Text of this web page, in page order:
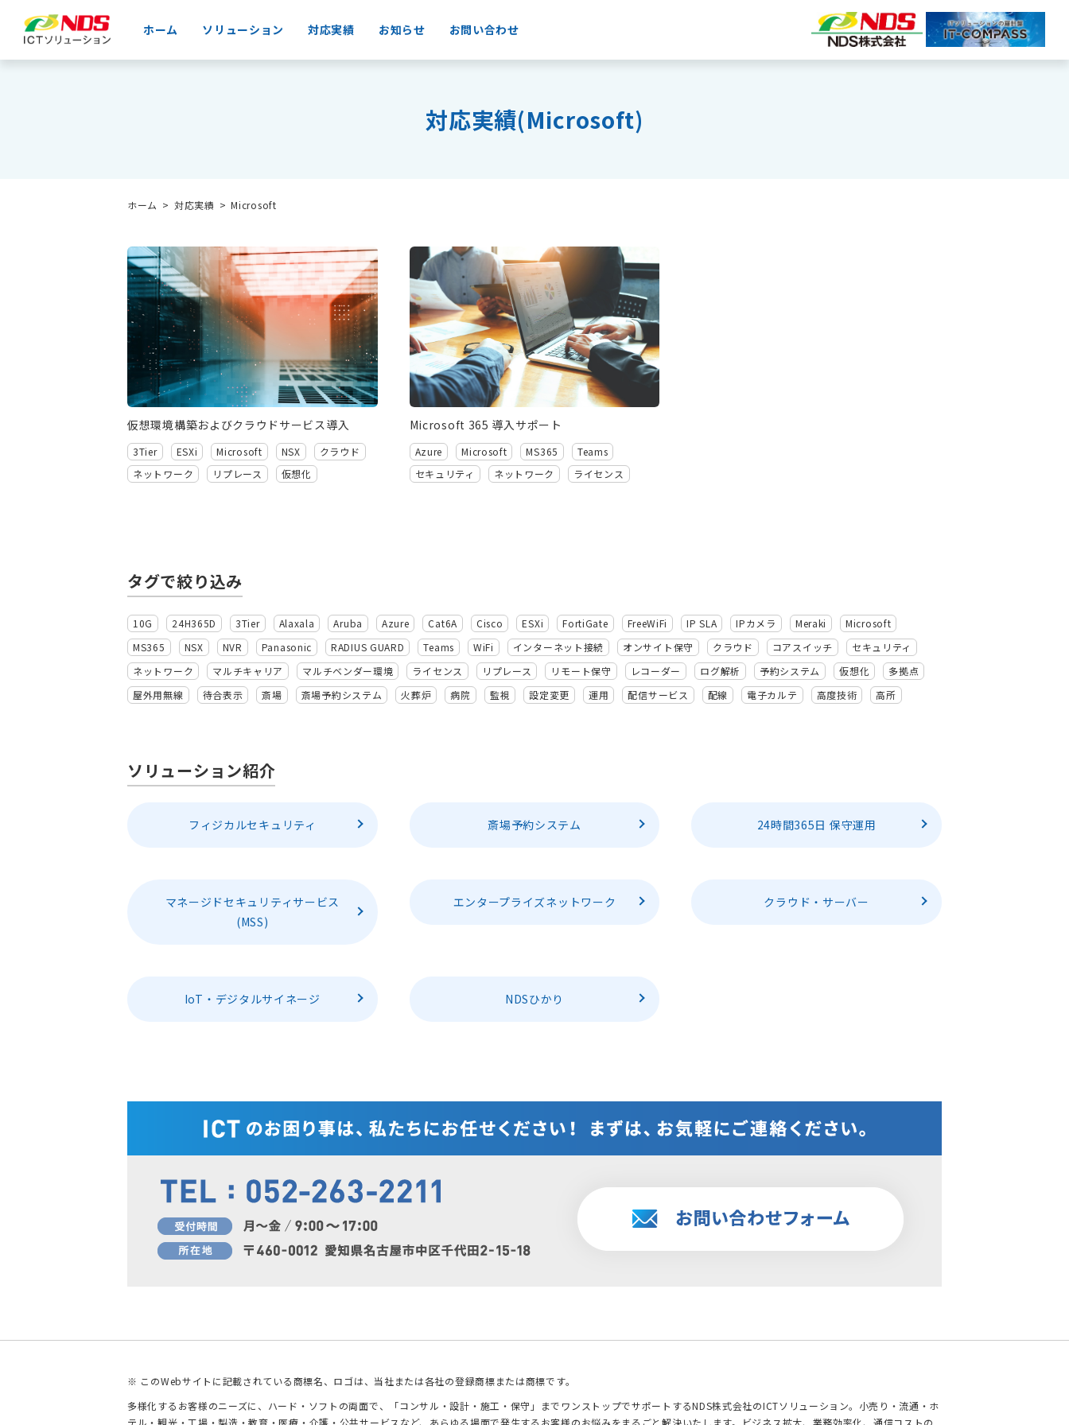
ホーム ソリューション 対応実績 お知らせ お問い合わせ
対応実績(Microsoft)
ホーム 対応実績 Microsoft
仮想環境構築およびクラウドサービス導入
3Tier ESXi Microsoft NSX
クラウド
ネットワーク
リプレース 仮想化
Microsoft 365 導入サポート
Azure Microsoft MS365
Teams
セキュリティ
ネットワーク ライセンス
タグで絞り込み
10G 24H365D 3Tier Alaxala Aruba Azure Cat6A Cisco ESXi FortiGate FreeWiFi IP SLA IPカメラ Meraki
Microsoft
MS365
NSX NVR Panasonic RADIUS GUARD Teams WiFi インターネット接続 オンサイト保守 クラウド コアスイッチ
セキュリティ
ネットワーク
マルチキャリア マルチベンダー環境 ライセンス リプレース リモート保守 レコーダー ログ解析 予約システム 仮想化
多拠点
屋外用無線
待合表示 斎場 斎場予約システム 火葬炉 病院 監視 設定変更 運用 配信サービス 配線 電子カルテ 高度技術 高所
ソリューション紹介
フィジカルセキュリティ 斎場予約システム 24時間365日 保守運用
マネージドセキュリティサービス
(MSS)
エンタープライズネットワーク クラウド・サーバー
IoT・デジタルサイネージ NDSひかり
※ このWebサイトに記載されている商標名、ロゴは、当社または各社の登録商標または商標です。
多様化するお客様のニーズに、ハード・ソフトの両面で、「コンサル・設計・施工・保守」までワンストップでサポートするNDS株式会社のICTソリューション。小売り・流通・ホ
テル・観光・工場・製造・教育・医療・介護・公共サービスなど、あらゆる場面で発生するお客様のお悩みをまるごと解決いたします。ビジネス拡大、業務効率化、通信コストの